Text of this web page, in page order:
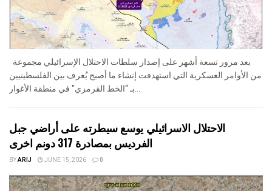
من الأوامر العسكرية التي استهدفت إنشاء ما أصبح يُعرف بين الفلسطينيين
الاحتلال الاسرائيلي يوسع سيطرته على أراضي جبل
الفرديس بمصادرة 317 دونم اخرى
BYARIJ JUNE 15, 2026 0